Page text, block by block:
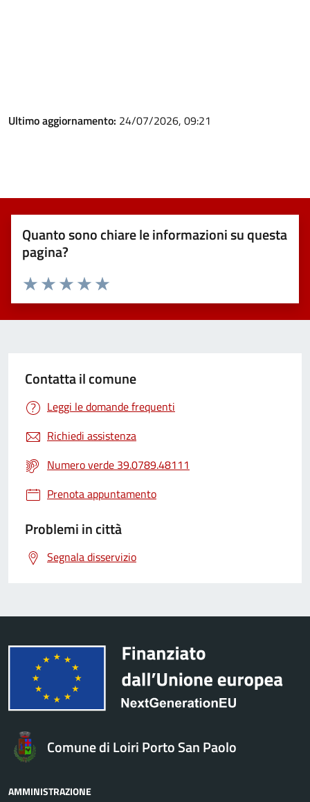
Ultimo aggiornamento: 24/07/2026, 09:21
Quanto sono chiare le informazioni su questa
pagina?
Valuta 5 stelle su 5
Valuta 4 stelle su 5
Valuta 3 stelle su 5
Valuta 2 stelle su 5
Valuta 1 stelle su 5
Contatta il comune
Leggi le domande frequenti
Richiedi assistenza
Numero verde 39.0789.48111
Prenota appuntamento
Problemi in città
Segnala disservizio
Comune di Loiri Porto San Paolo
AMMINISTRAZIONE